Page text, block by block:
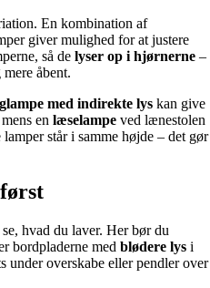
En kombination af
giver mulighed for at justere
så de lyser op i hjørnerne –
åbent.
med indirekte lys kan give
en læselampe ved lænestolen
står i samme højde – det gør
hvad du laver. Her bør du
bordpladerne med blødere lys i
under overskabe eller pendler over